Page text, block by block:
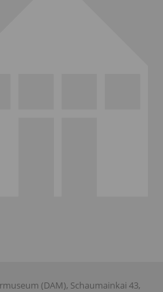
(DAM), Schaumainkai 43,